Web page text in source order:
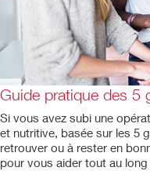
Guide pratique des 5
Si vous avez subi une
et nutritive, basée sur les 5
retrouver ou à rester en
pour vous aider tout au